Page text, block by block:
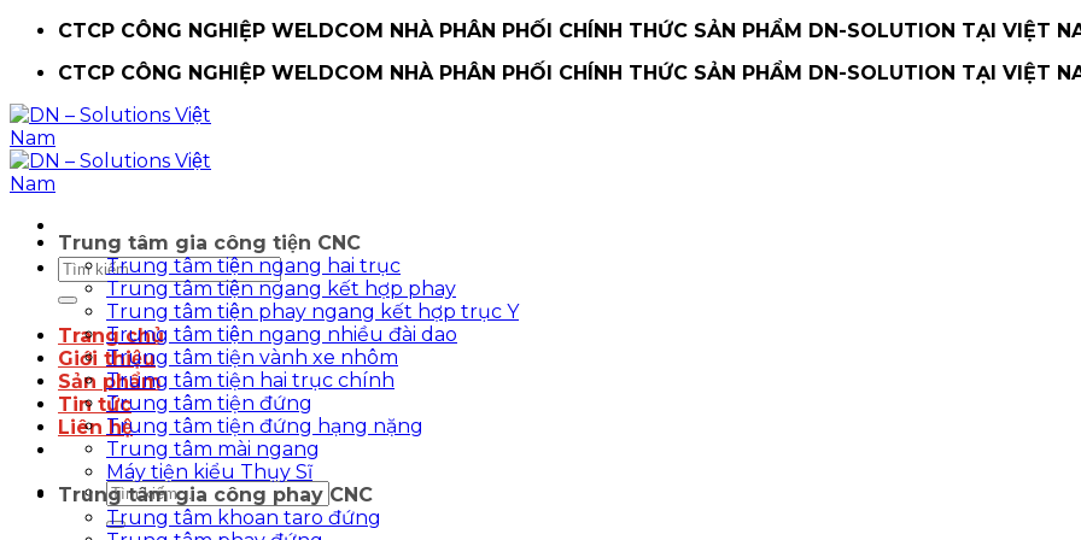
Chuyển
dung
CTCP CÔNG NGHIỆP WELDCOM NHÀ PHÂN PHỐI CHÍNH THỨC SẢN PHẨM DN-SOLUTION TẠI VIỆT
CTCP CÔNG NGHIỆP WELDCOM NHÀ PHÂN PHỐI CHÍNH THỨC SẢN PHẨM DN-SOLUTION TẠI VIỆT
Tìm
kiếm:
Trang chủ
Giới thiệu
Sản phẩm
Tin tức
Liên hệ
Tìm
kiếm:
Trung tâm gia công tiện CNC
Trung tâm tiện ngang hai trục
Trung tâm tiện ngang kết hợp phay
Trung tâm tiện phay ngang kết hợp trục Y
Trung tâm tiện ngang nhiều đài dao
Trung tâm tiện vành xe nhôm
Trung tâm tiện hai trục chính
Trung tâm tiện đứng
Trung tâm tiện đứng hạng nặng
Trung tâm mài ngang
Máy tiện kiểu Thụy Sĩ
Trung tâm gia công phay CNC
Trung tâm khoan taro đứng